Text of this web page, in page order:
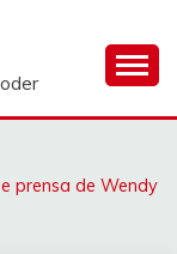
prensa de Wendy